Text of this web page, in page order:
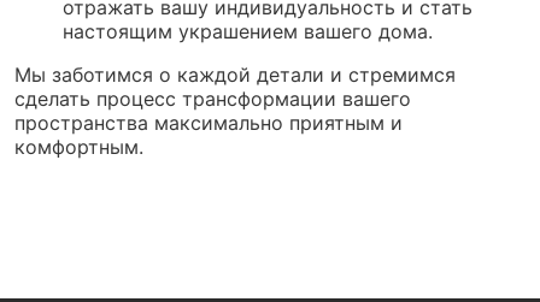
отражать вашу индивидуальность и стать
настоящим украшением вашего дома.
Мы заботимся о каждой детали и стремимся
сделать процесс трансформации вашего
пространства максимально приятным и
комфортным.